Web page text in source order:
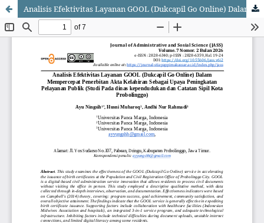
Analisis Efektivitas Layanan GOOL (Dukcapil Go Online) Dalam Mempercepat Penerbitan Akta Kelahiran Sebagai Upaya Peningkatan Pelayanan Publik (Studi Pada dinas kependudukan dan Catatan Sipil Kota Probolinggo)